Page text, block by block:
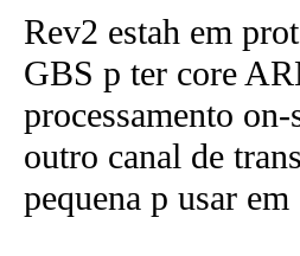
Rev2 estah em
GBS p ter core
processamento
outro canal de
pequena p usar